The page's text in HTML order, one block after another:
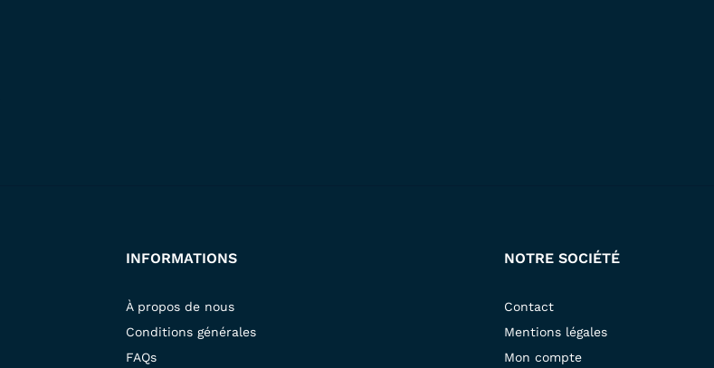
INFORMATIONS
À propos de nous
Conditions générales
FAQs
NOTRE SOCIÉTÉ
Contact
Mentions légales
Mon compte